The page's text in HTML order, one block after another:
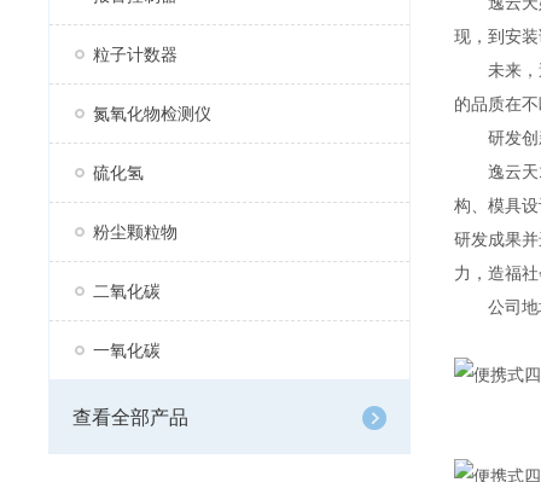
粒子计数器
氮氧化物检测仪
硫化氢
粉尘颗粒物
二氧化碳
一氧化碳
查看全部产品
现，到安
未来，逸
的品质在
研发创
逸云天13
构、模具
研发成果
力，造福
公司地址